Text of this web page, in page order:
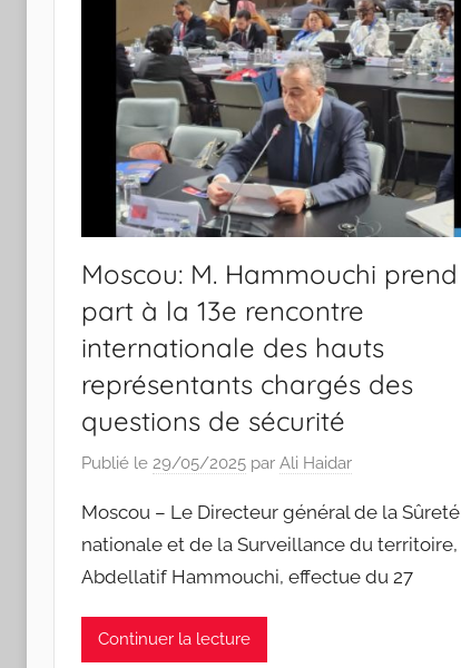
Moscou: M. Hammouchi prend
part à la 13e rencontre
internationale des hauts
représentants chargés des
questions de sécurité
Publié le 29/05/2025 par Ali Haidar
Moscou – Le Directeur général de la Sûreté
nationale et de la Surveillance du territoire,
Abdellatif Hammouchi, effectue du 27
Continuer la lecture